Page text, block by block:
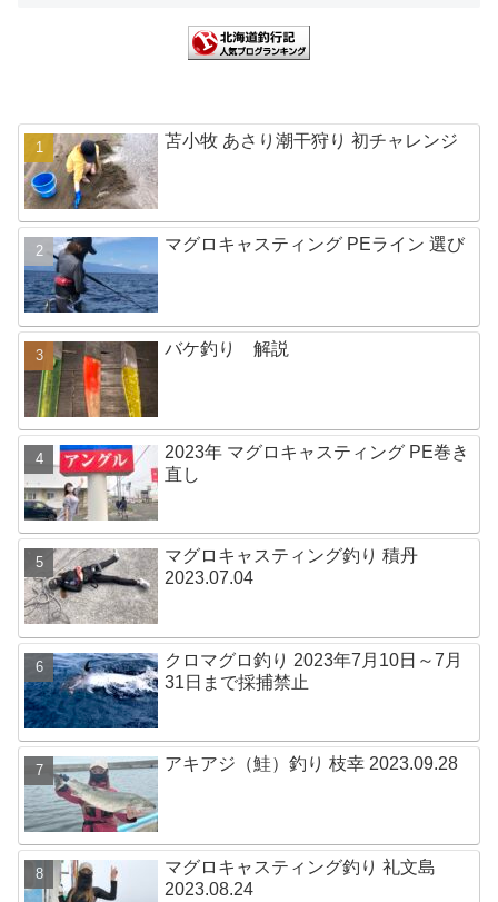
苫小牧 あさり潮干狩り 初チャレンジ
マグロキャスティング PEライン 選び
バケ釣り 解説
2023年 マグロキャスティング PE巻き
直し
マグロキャスティング釣り 積丹
2023.07.04
クロマグロ釣り 2023年7月10日～7月
31日まで採捕禁止
アキアジ（鮭）釣り 枝幸 2023.09.28
マグロキャスティング釣り 礼文島
2023.08.24